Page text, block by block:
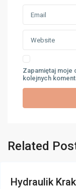
Zapamiętaj
kolejnych
Related
Hydraulik